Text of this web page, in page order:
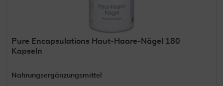
Pure Encapsulations Haut-Haare-Nägel 180
Kapseln
Nahrungsergänzungsmittel